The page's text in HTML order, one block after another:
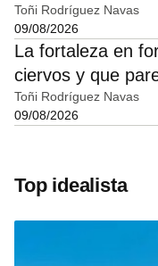
Toñi Rodríguez Navas
09/08/2026
La fortaleza en
ciervos y que
Toñi Rodríguez Navas
09/08/2026
Top idealista